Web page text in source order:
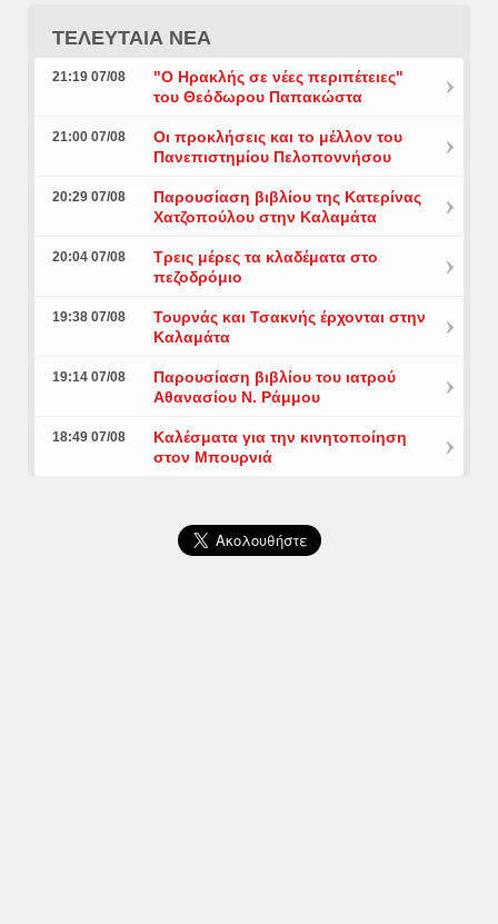
ΤΕΛΕΥΤΑΙΑ ΝΕΑ
21:19 07/08
"Ο Ηρακλής σε νέες περιπέτειες"
του Θεόδωρου Παπακώστα
21:00 07/08
Οι προκλήσεις και το μέλλον του
Πανεπιστημίου Πελοποννήσου
20:29 07/08
Παρουσίαση βιβλίου της Κατερίνας
Χατζοπούλου στην Καλαμάτα
20:04 07/08
Τρεις μέρες τα κλαδέματα στο
πεζοδρόμιο
19:38 07/08
Τουρνάς και Τσακνής έρχονται στην
Καλαμάτα
19:14 07/08
Παρουσίαση βιβλίου του ιατρού
Αθανασίου Ν. Ράμμου
18:49 07/08
Καλέσματα για την κινητοποίηση
στον Μπουρνιά